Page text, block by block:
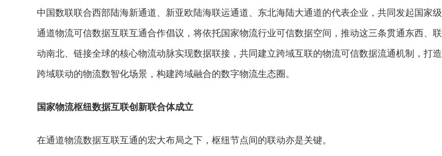
中国数联联合西部陆海新通道、新亚欧陆海联运通道、东北海陆大通道的代表企业，共同发起国家级
通道物流可信数据互联互通合作倡议，将依托国家物流行业可信数据空间，推动这三条贯通东西、联
动南北、链接全球的核心物流动脉实现数据联接，共同建立跨域互联的物流可信数据流通机制，打造
跨域联动的物流数智化场景，构建跨域融合的数字物流生态圈。
国家物流枢纽数据互联创新联合体成立
在通道物流数据互联互通的宏大布局之下，枢纽节点间的联动亦是关键。